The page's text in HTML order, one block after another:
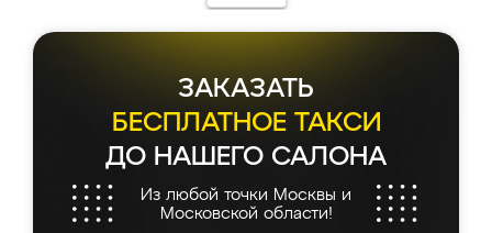
ЗАКАЗАТЬ
БЕСПЛАТНОЕ ТАКСИ
ДО НАШЕГО САЛОНА
Из любой точки Москвы и
Московской области!